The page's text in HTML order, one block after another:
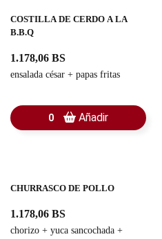
COSTILLA DE CERDO A LA
B.B.Q
1.178,06 BS
ensalada césar + papas fritas
0 Añadir
CHURRASCO DE POLLO
1.178,06 BS
chorizo + yuca sancochada +